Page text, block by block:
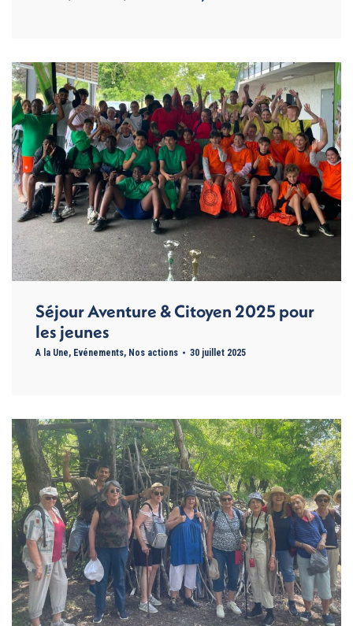
Séjour Aventure & Citoyen 2025 pour
les jeunes
A la Une, Evénements, Nos actions 30 juillet 2025